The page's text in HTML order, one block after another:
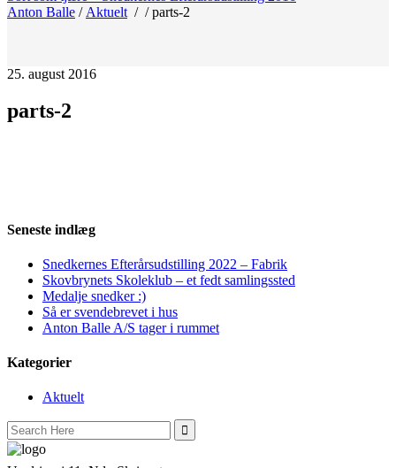
Anton Balle / Aktuelt / /parts-2
25. august 2016
parts-2
Seneste indlæg
Snedkernes Efterårsudstilling 2022 – Fabrik
Skovbrynets Skoleklub – et fedt samlingssted
Medalje snedker :)
Så er svendebrevet i hus
Anton Balle A/S tager i rummet
Kategorier
Aktuelt
Search
for: